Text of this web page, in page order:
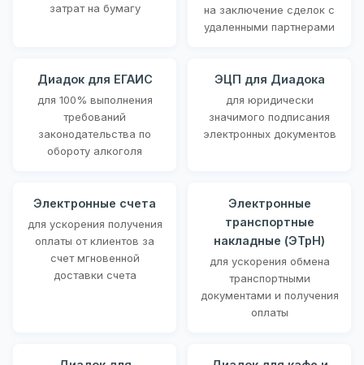
затрат на бумагу
на заключение сделок с
удаленными партнерами
Диадок для ЕГАИС
для 100% выполнения
требований
законодательства по
обороту алкоголя
ЭЦП для Диадока
для юридически
значимого подписания
электронных документов
Электронные счета
для ускорения получения
оплаты от клиентов за
счет мгновенной
доставки счета
Электронные
транспортные
накладные (ЭТрН)
для ускорения обмена
транспортными
документами и получения
оплаты